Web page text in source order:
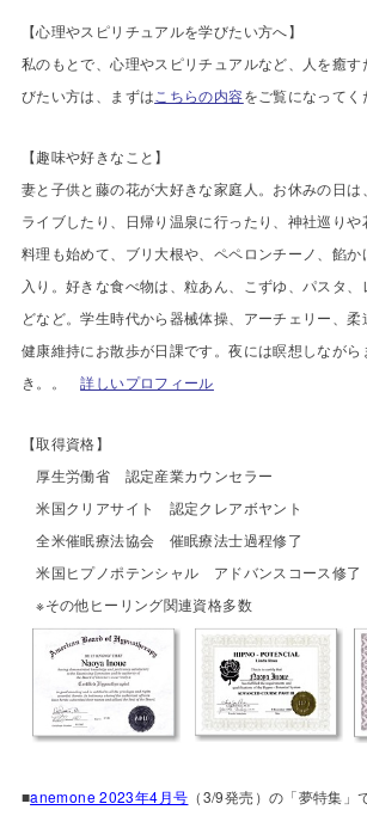
【心理やスピリチュアルを学びたい方へ】
私のもとで、心理やスピリチュアルなど、人を癒
びたい方は、まずは こちらの内容をご覧になってく
【趣味や好きなこと】
妻と子供と藤の花が大好きな家庭人。お休みの日
ライブしたり、日帰り温泉に行ったり、神社巡りや
料理も始めて、ブリ大根や、ペペロンチーノ、餡
入り。好きな食べ物は、粒あん、こずゆ、パスタ
どなど。学生時代から器械体操、アーチェリー、
健康維持にお散歩が日課です。夜には瞑想しなが
き。。詳しいプロフィール
【取得資格】
厚生労働省 認定産業カウンセラー
米国クリアサイト 認定クレアボヤント
全米催眠療法協会 催眠療法士過程修了
米国ヒプノポテンシャル アドバンスコース修了
※その他ヒーリング関連資格多数
■anemone 2023年4月号 （3/9発売）の「夢特集